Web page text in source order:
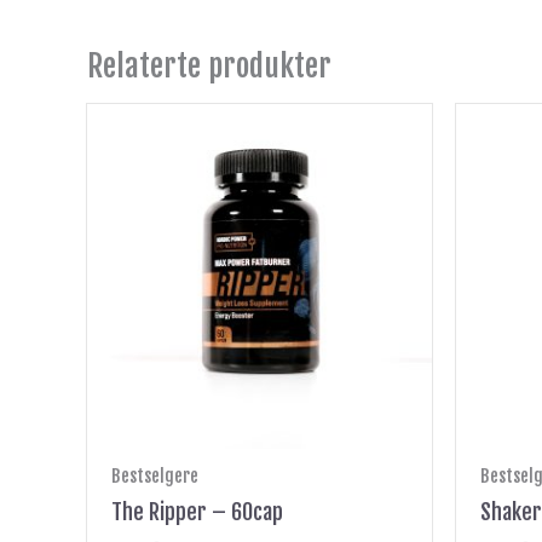
Relaterte produkter
Bestselgere
The Ripper – 60cap Shaker